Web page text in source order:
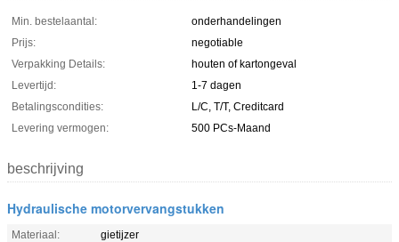
Min. bestelaantal:
onderhandelingen
Prijs:
negotiable
Verpakking Details:
houten of kartongeval
Levertijd:
1-7 dagen
Betalingscondities:
L/C, T/T, Creditcard
Levering vermogen:
500 PCs-Maand
beschrijving
Hydraulische motorvervangstukken
Materiaal:
gietijzer